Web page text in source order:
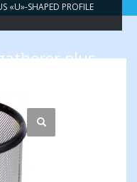
«U»-SHAPED PROFILE
plus